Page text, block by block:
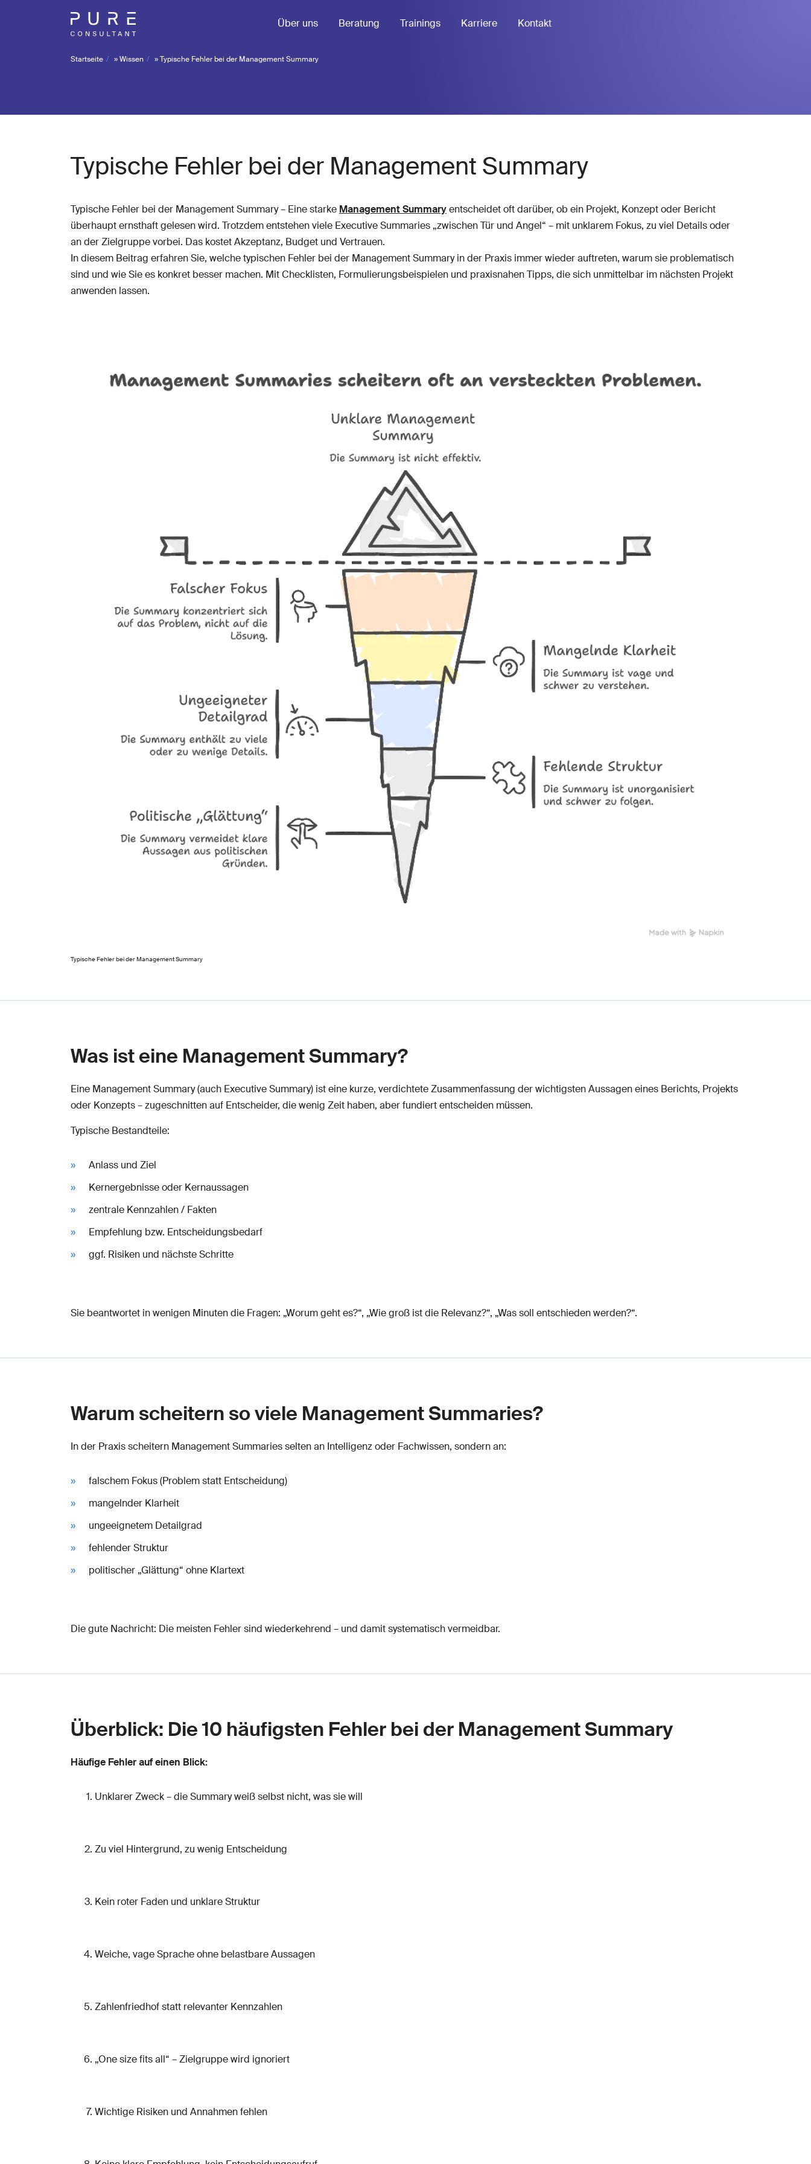
Über uns Beratung Trainings Karriere Kontakt
Startseite »Wissen »Typische Fehler bei der Management Summary
Typische Fehler bei der Management Summary
Typische Fehler bei der Management Summary – Eine starke Management Summaryentscheidet oft darüber, ob ein Projekt, Konzept oder Bericht
überhaupt ernsthaft gelesen wird. Trotzdem entstehen viele Executive Summaries „zwischen Tür und Angel“ – mit unklarem Fokus, zu viel Details oder
an der Zielgruppe vorbei. Das kostet Akzeptanz, Budget und Vertrauen.
In diesem Beitrag erfahren Sie, welche typischen Fehler bei der Management Summary in der Praxis immer wieder auftreten, warum sie problematisch
sind und wie Sie es konkret besser machen. Mit Checklisten, Formulierungsbeispielen und praxisnahen Tipps, die sich unmittelbar im nächsten Projekt
anwenden lassen.
Typische Fehler bei der Management Summary
Was ist eine Management Summary?
Eine Management Summary (auch Executive Summary) ist eine kurze, verdichtete Zusammenfassung der wichtigsten Aussagen eines Berichts, Projekts
oder Konzepts – zugeschnitten auf Entscheider, die wenig Zeit haben, aber fundiert entscheiden müssen.
Typische Bestandteile:
Anlass und Ziel
Kernergebnisse oder Kernaussagen
zentrale Kennzahlen / Fakten
Empfehlung bzw. Entscheidungsbedarf
ggf. Risiken und nächste Schritte
Sie beantwortet in wenigen Minuten die Fragen: „Worum geht es?“, „Wie groß ist die Relevanz?“, „Was soll entschieden werden?“.
Warum scheitern so viele Management Summaries?
In der Praxis scheitern Management Summaries selten an Intelligenz oder Fachwissen, sondern an:
falschem Fokus (Problem statt Entscheidung)
mangelnder Klarheit
ungeeignetem Detailgrad
fehlender Struktur
politischer „Glättung“ ohne Klartext
Die gute Nachricht: Die meisten Fehler sind wiederkehrend – und damit systematisch vermeidbar.
Überblick: Die 10 häufigsten Fehler bei der Management Summary
Häufige Fehler auf einen Blick:
Unklarer Zweck – die Summary weiß selbst nicht, was sie will
Zu viel Hintergrund, zu wenig Entscheidung
Kein roter Faden und unklare Struktur
Weiche, vage Sprache ohne belastbare Aussagen
Zahlenfriedhof statt relevanter Kennzahlen
„One size fits all“ – Zielgruppe wird ignoriert
Wichtige Risiken und Annahmen fehlen